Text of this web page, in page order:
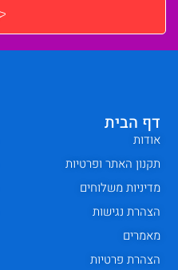
דף הבית
אודות
תקנון האתר ופרטיות
מדיניות משלוחים
הצהרת נגישות
מאמרים
הצהרת פרטיות